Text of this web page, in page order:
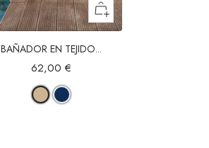
BAÑADOR EN TEJIDO...
62,00 €